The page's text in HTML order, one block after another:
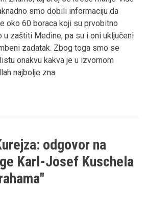
smo dobili informaciju da
oko 60 boraca koji su prvobitno
u zaštiti Medine, pa su i oni uključeni
zadatak. Zbog toga smo se
onakvu kakva je u izvornom
najbolje zna.
odgovor na
Karl-Josef Kuschela